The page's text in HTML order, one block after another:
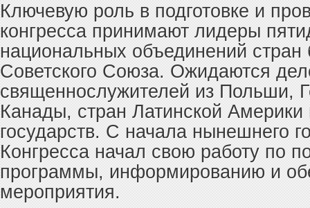
Ключевую роль в подготовке и
конгресса принимают лидеры
национальных объединений стран
Советского Союза. Ожидаются
священнослужителей из Польши,
Канады, стран Латинской Америки
государств. С начала нынешнего
Конгресса начал свою работу по
программы, информированию и
мероприятия.